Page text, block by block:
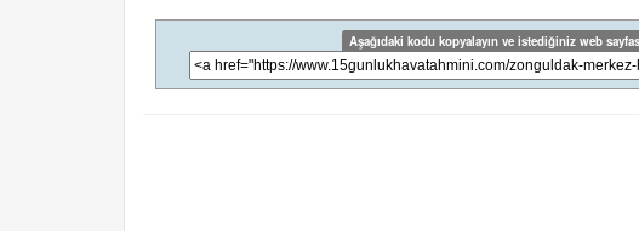
Aşağıdaki kodu kopyalayın ve istediğiniz web